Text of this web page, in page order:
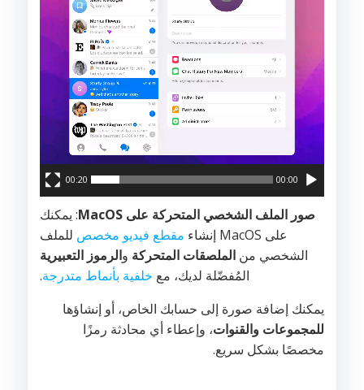
00:00
00:20
صور الملف الشخصي المتحركة على MacOS
: يمكنك
على MacOS إنشاء
مقطع فيديو مخصص للملف
الشخصي من الملصقات المتحركة والرموز التعبيرية
المُفضّلة لديك، مع خلفية بأنماط متدرجة.
يمكنك إضافة صورة إلى حسابك الخاص، أو إنشاؤها
للمجموعات والقنوات، وإعطاء أي محادثة رمزًا
مخصصًا بشكل سريع.